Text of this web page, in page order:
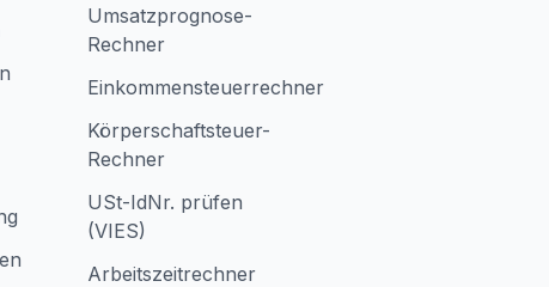
Umsatzprognose-
Rechner
Einkommensteuerrechner
Körperschaftsteuer-
Rechner
USt-IdNr. prüfen
(VIES)
Arbeitszeitrechner